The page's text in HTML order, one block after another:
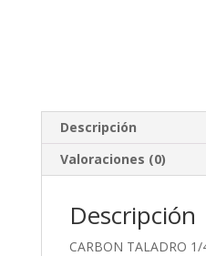
Descripción
Valoraciones (0)
Descripción
CARBON TALADRO